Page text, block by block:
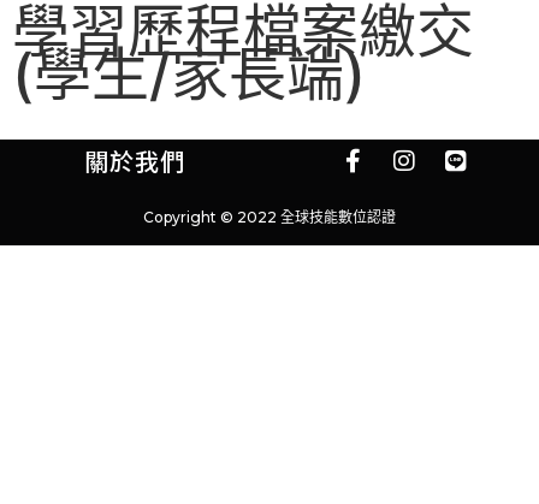
學習歷程檔案繳交
(學生/家長端)
關於我們
Copyright © 2022 全球技能數位認證